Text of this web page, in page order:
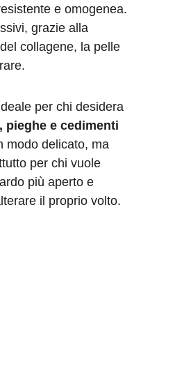
e omogenea.
grazie alla
collagene, la pelle
per chi desidera
pieghe e cedimenti
modo delicato, ma
per chi vuole
più aperto e
il proprio volto.